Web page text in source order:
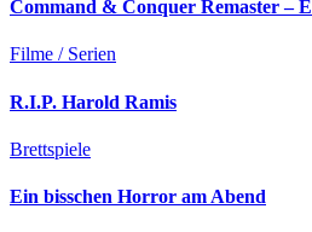
Command & Conquer Remaster –
Filme / Serien
R.I.P. Harold Ramis
Brettspiele
Ein bisschen Horror am Abend